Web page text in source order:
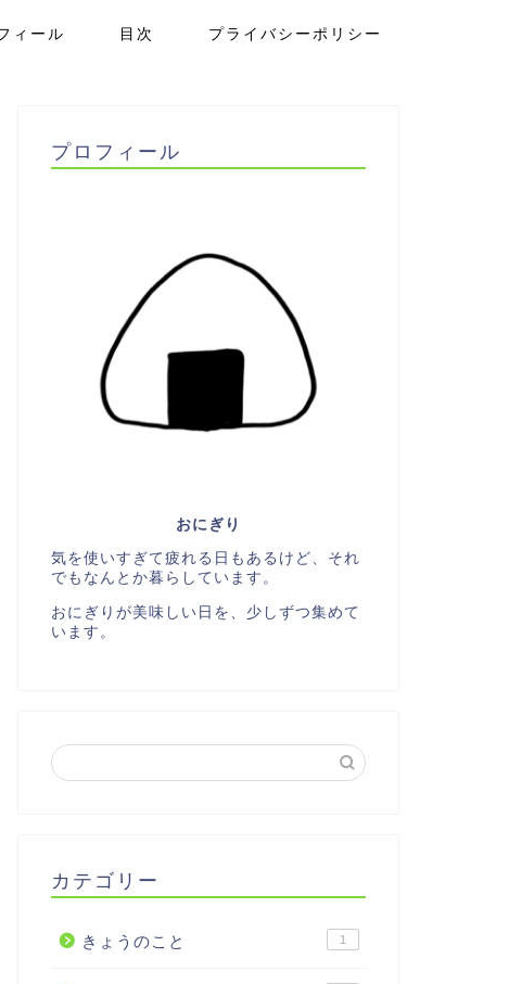
ィール 目次 プライバシーポリシー
プロフィール
おにぎり
気を使いすぎて疲れる日もあるけど、それ
でもなんとか暮らしています。
おにぎりが美味しい日を、少しずつ集めて
います。
カテゴリー
きょうのこと 1